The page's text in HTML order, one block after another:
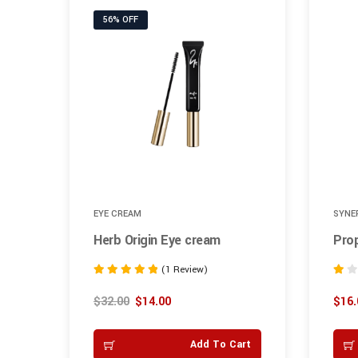
56% OFF
EYE CREAM
Herb Origin Eye cream
5.00
out of 5
(1 Review)
$32.00 $14.00
Add To Cart
1.00
out
of
$